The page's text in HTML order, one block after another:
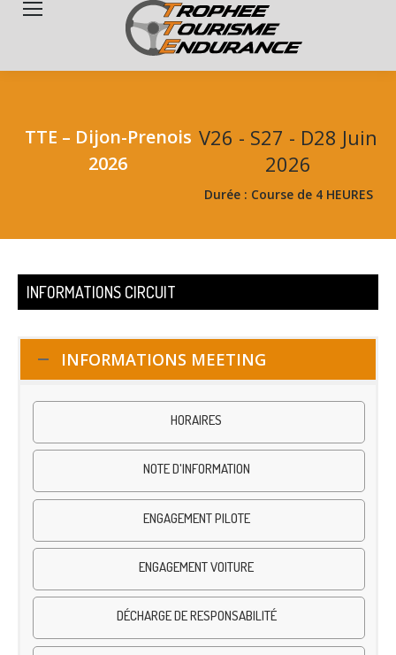
TTE – Dijon-Prenois
2026
V26 - S27 - D28 Juin
2026
Durée : Course de 4 HEURES
INFORMATIONS CIRCUIT
INFORMATIONS MEETING
HORAIRES
NOTE D'INFORMATION
ENGAGEMENT PILOTE
ENGAGEMENT VOITURE
DÉCHARGE DE RESPONSABILITÉ